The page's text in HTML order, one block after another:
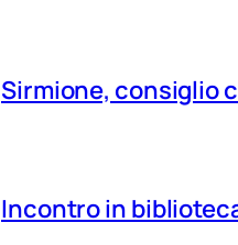
Sirmione, consiglio
Incontro in